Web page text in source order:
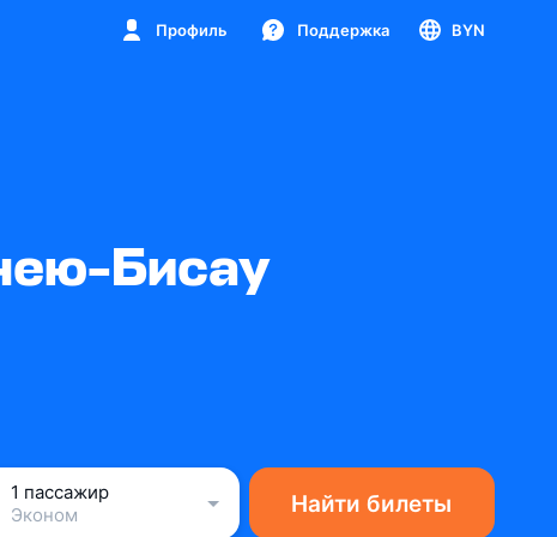
Профиль Поддержка BYN
Бисау
1 пассажир
Эконом
Найти билеты